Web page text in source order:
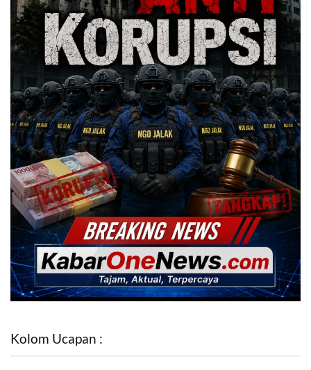
Kolom Ucapan :